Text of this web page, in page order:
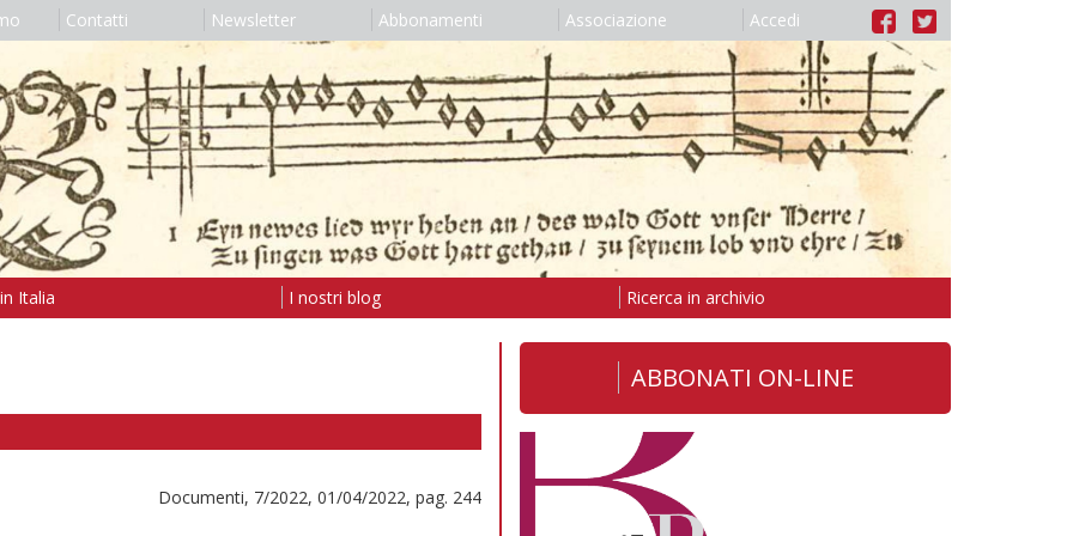
Contatti Newsletter Abbonamenti Associazione Accedi
Italia I nostri blog Ricerca in archivio
Documenti, 7/2022, 01/04/2022, pag. 244
ABBONATI ON-LINE